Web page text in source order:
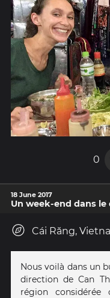
0
18 June 2017
Un week-end dans
Cái Răng,
Nous voilà dans un
direction de Can
région considérée